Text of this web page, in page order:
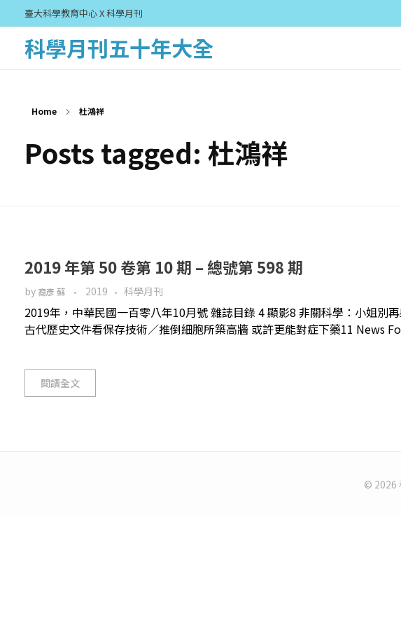
臺大科學教育中心 X 科學月刊
科學月刊五十年大全
Home 杜鴻祥
Posts tagged: 杜鴻祥
2019 年第 50 卷第 10 期 – 總號第 598 期
by 裔彥 蘇 2019 科學月刊
2019年，中華民國一百零八年10月號 雜誌目錄 4 顯影8 非關科學：小姐
古代歷史文件看保存技術／推倒細胞所築高牆 或許更能對症下藥11 News
閱讀全文
© 2026